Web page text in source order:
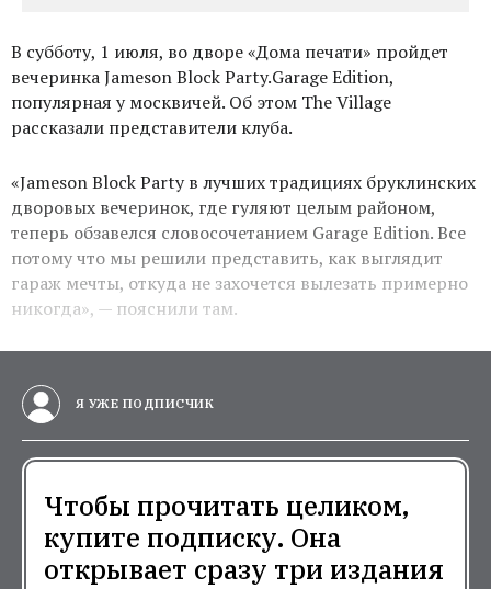
В cубботу, 1 июля, во дворе «Дома печати» пройдет
вечеринка Jameson Block Party.Garage Edition,
популярная у москвичей. Об этом The Village
рассказали представители клуба.
«Jameson Block Party в лучших традициях бруклинских
дворовых вечеринок, где гуляют целым районом,
теперь обзавелся словосочетанием Garage Edition. Все
потому что мы решили представить, как выглядит
гараж мечты, откуда не захочется вылезать примерно
никогда», — пояснили там.
Я УЖЕ ПОДПИСЧИК
Чтобы прочитать целиком,
купите подписку. Она
открывает сразу три издания